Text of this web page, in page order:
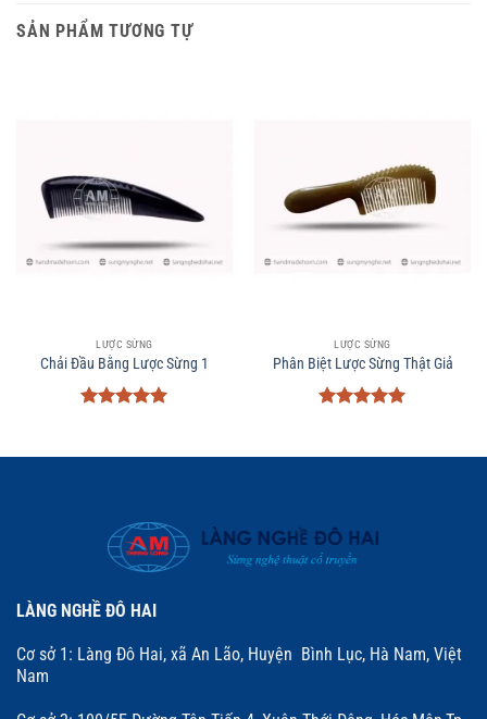
SẢN PHẨM TƯƠNG TỰ
LƯỢC SỪNG
Chải Đầu Bằng Lược Sừng 1
sao
LƯỢC SỪNG
Phân Biệt Lược Sừng Thật Giả
sao
LÀNG NGHỀ ĐÔ HAI
Cơ sở 1: Làng Đô Hai, xã An Lão, Huyện Bình Lục, Hà Nam, Việt
Nam